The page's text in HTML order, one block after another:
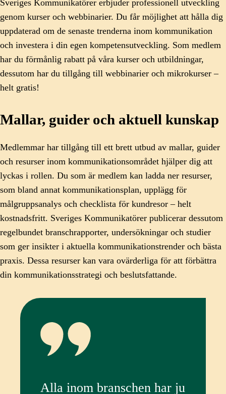
Sveriges Kommunikatörer erbjuder professionell utveckling
genom kurser och webbinarier. Du får möjlighet att hålla dig
uppdaterad om de senaste trenderna inom kommunikation
och investera i din egen kompetensutveckling. Som medlem
har du förmånlig rabatt på våra kurser och utbildningar,
dessutom har du tillgång till webbinarier och mikrokurser –
helt gratis!
Mallar, guider och aktuell kunskap
Medlemmar har tillgång till ett brett utbud av mallar, guider
och resurser inom kommunikationsområdet hjälper dig att
lyckas i rollen. Du som är medlem kan ladda ner resurser,
som bland annat kommunikationsplan, upplägg för
målgruppsanalys och checklista för kundresor – helt
kostnadsfritt. Sveriges Kommunikatörer publicerar dessutom
regelbundet branschrapporter, undersökningar och studier
som ger insikter i aktuella kommunikationstrender och bästa
praxis. Dessa resurser kan vara ovärderliga för att förbättra
din kommunikationsstrategi och beslutsfattande.
Alla inom branschen har ju